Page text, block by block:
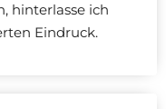
hinterlasse ich
Eindruck.